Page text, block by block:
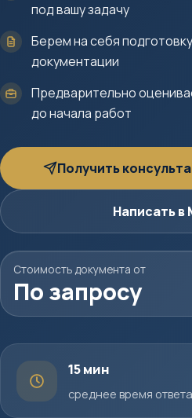
под вашу задачу
Берем на себя
документации
Предварительно
до начала работ
Получить
Написать в
Стоимость документа от
По запросу
15 мин
среднее время ответа